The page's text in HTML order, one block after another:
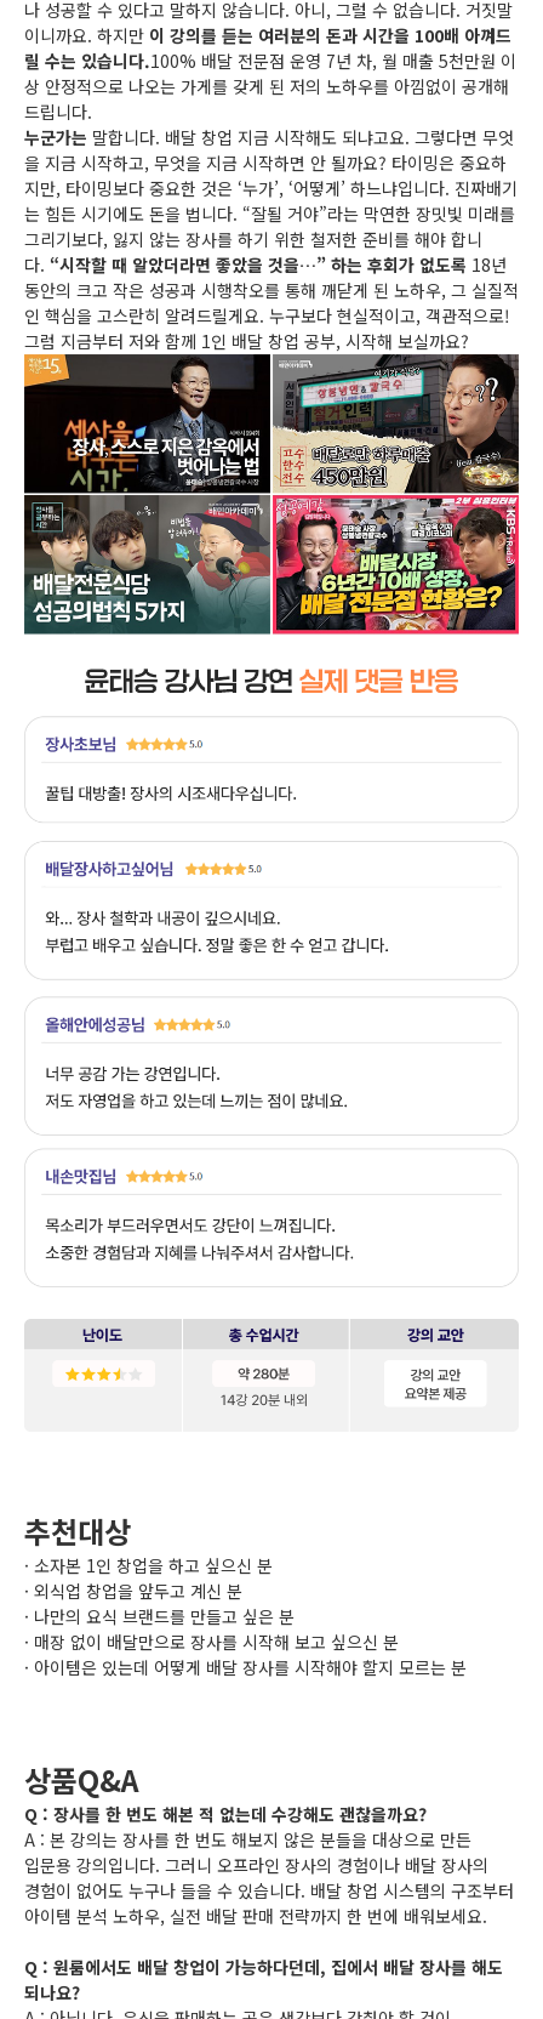
나 성공할 수 있다고 말하지 않습니다. 아니, 그럴 수 없습니다. 거짓말
이니까요. 하지만 이 강의를 듣는 여러분의 돈과 시간을 100배 아껴드
릴 수는 있습니다.100% 배달 전문점 운영 7년 차, 월 매출 5천만원 이
상 안정적으로 나오는 가게를 갖게 된 저의 노하우를 아낌없이 공개해
드립니다.
누군가는 말합니다. 배달 창업 지금 시작해도 되냐고요. 그렇다면 무엇
을 지금 시작하고, 무엇을 지금 시작하면 안 될까요? 타이밍은 중요하
지만, 타이밍보다 중요한 것은 ‘누가’, ‘어떻게’ 하느냐입니다. 진짜배기
는 힘든 시기에도 돈을 법니다. “잘될 거야”라는 막연한 장밋빛 미래를
그리기보다, 잃지 않는 장사를 하기 위한 철저한 준비를 해야 합니
다. “시작할 때 알았더라면 좋았을 것을…” 하는 후회가 없도록 18년
동안의 크고 작은 성공과 시행착오를 통해 깨닫게 된 노하우, 그 실질적
인 핵심을 고스란히 알려드릴게요. 누구보다 현실적이고, 객관적으로!
그럼 지금부터 저와 함께 1인 배달 창업 공부, 시작해 보실까요?
추천대상
· 소자본 1인 창업을 하고 싶으신 분
· 외식업 창업을 앞두고 계신 분
· 나만의 요식 브랜드를 만들고 싶은 분
· 매장 없이 배달만으로 장사를 시작해 보고 싶으신 분
· 아이템은 있는데 어떻게 배달 장사를 시작해야 할지 모르는 분
상품Q&A
Q : 장사를 한 번도 해본 적 없는데 수강해도 괜찮을까요?
A : 본 강의는 장사를 한 번도 해보지 않은 분들을 대상으로 만든
입문용 강의입니다. 그러니 오프라인 장사의 경험이나 배달 장사의
경험이 없어도 누구나 들을 수 있습니다. 배달 창업 시스템의 구조부터
아이템 분석 노하우, 실전 배달 판매 전략까지 한 번에 배워보세요.
Q : 원룸에서도 배달 창업이 가능하다던데, 집에서 배달 장사를 해도
되나요?